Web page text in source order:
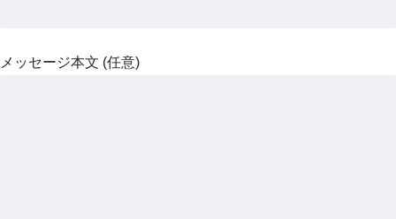
メッセージ本文 (任意)